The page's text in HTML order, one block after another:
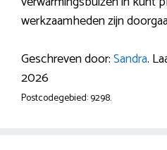
werkzaamheden zijn
Geschreven door:Sandra.
2026
Postcodegebied: 9298.